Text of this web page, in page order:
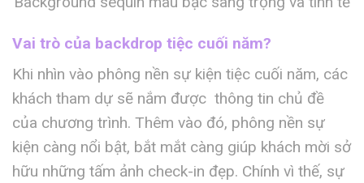
Vai trò của backdrop tiệc cuối năm?
Khi nhìn vào phông nền sự kiện tiệc cuối năm, các
khách tham dự sẽ nắm được thông tin chủ đề
của chương trình. Thêm vào đó, phông nền sự
kiện càng nổi bật, bắt mắt càng giúp khách mời sở
hữu những tấm ảnh check-in đẹp. Chính vì thế, sự